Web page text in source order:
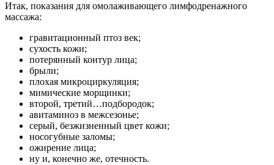
Итак, показания для омолаживающего лимфодренажного
массажа:
гравитационный птоз век;
сухость кожи;
потерянный контур лица;
брыли;
плохая микроциркуляция;
мимические морщинки;
второй, третий…подбородок;
авитаминоз в межсезонье;
серый, безжизненный цвет кожи;
носогубные заломы;
ожирение лица;
ну и, конечно же, отечность.